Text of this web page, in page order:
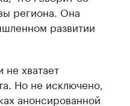
региона. Она
развитии
хватает
Но не исключено,
анонсированной